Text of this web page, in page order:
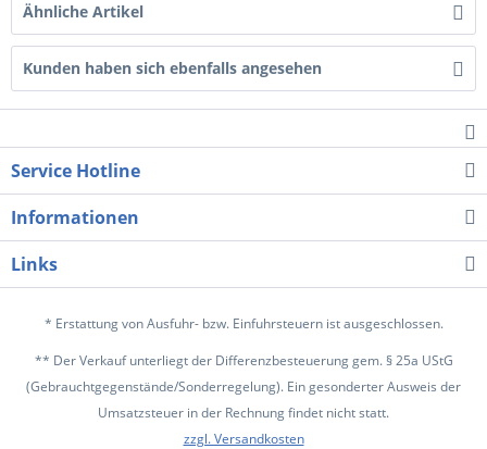
Ähnliche Artikel
Kunden haben sich ebenfalls angesehen
Service Hotline
Informationen
Links
* Erstattung von Ausfuhr- bzw. Einfuhrsteuern ist ausgeschlossen.
** Der Verkauf unterliegt der Differenzbesteuerung gem. § 25a UStG
(Gebrauchtgegenstände/Sonderregelung). Ein gesonderter Ausweis der
Umsatzsteuer in der Rechnung findet nicht statt.
zzgl. Versandkosten